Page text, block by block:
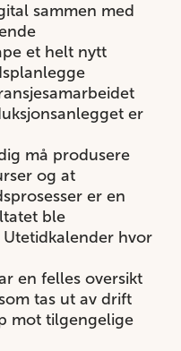
sammen med
et helt nytt
er
må produsere
og at
er en
ble
Utetidkalender hvor
en felles oversikt
tas ut av drift
mot tilgengelige